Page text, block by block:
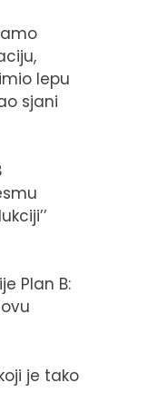
lepu
sjani
Plan B:
je tako